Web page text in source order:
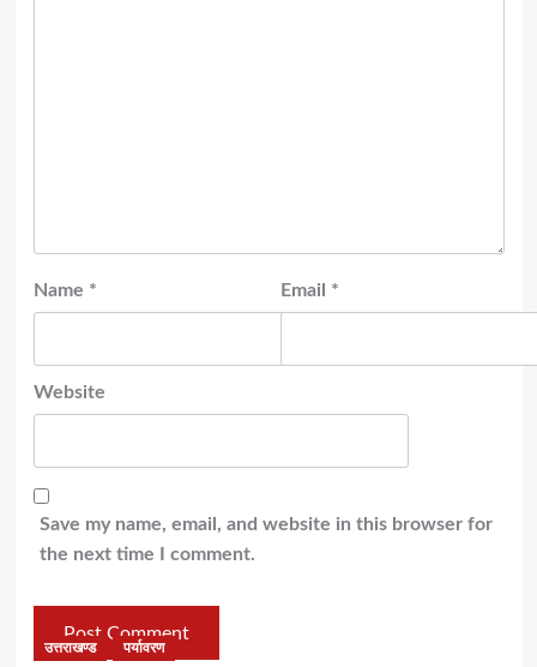
Name * Email *
Website
Save my name, email, and website in this browser for
the next time I comment.
उत्तराखण्ड पर्यावरण